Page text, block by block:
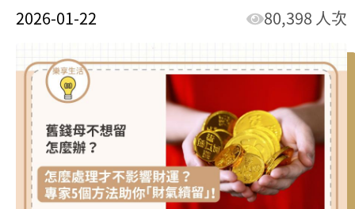
2026-01-22 80,398 人次